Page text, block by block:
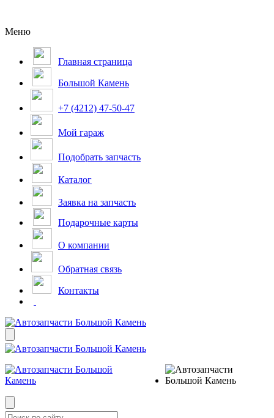
Меню
Главная страница
Большой Камень
+7 (4212) 47-50-47
Мой гараж
Подобрать запчасть
Каталог
Заявка на запчасть
Подарочные карты
О компании
Обратная связь
Контакты